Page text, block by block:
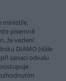
ministře,
písemně
že vedení
DIAMO (dále
sanaci odvalu